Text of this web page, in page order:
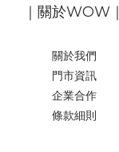
｜關於WOW｜
關於我們
門市資訊
企業合作
條款細則